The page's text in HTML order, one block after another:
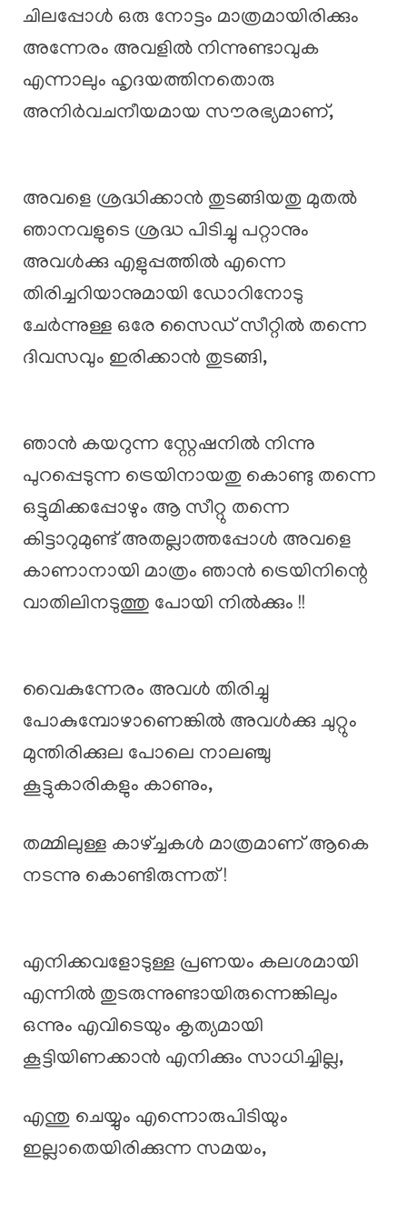
ചിലപ്പോൾ ഒരു നോട്ടം മാത്രമായിരിക്കും
അന്നേരം അവളിൽ നിന്നുണ്ടാവുക
എന്നാലും ഹൃദയത്തിനതൊരു
അനിർവചനീയമായ സൗരഭ്യമാണ്,
അവളെ ശ്രദ്ധിക്കാൻ തുടങ്ങിയതു മുതൽ
ഞാനവളുടെ ശ്രദ്ധ പിടിച്ചു പറ്റാനും
അവൾക്കു എളുപ്പത്തിൽ എന്നെ
തിരിച്ചറിയാനുമായി ഡോറിനോടു
ചേർന്നുള്ള ഒരേ സൈഡ് സീറ്റിൽ തന്നെ
ദിവസവും ഇരിക്കാൻ തുടങ്ങി,
ഞാൻ കയറുന്ന സ്റ്റേഷനിൽ നിന്നു
പുറപ്പെടുന്ന ട്രെയിനായതു കൊണ്ടു തന്നെ
ഒട്ടുമിക്കപ്പോഴും ആ സീറ്റു തന്നെ
കിട്ടാറുമുണ്ട് അതല്ലാത്തപ്പോൾ അവളെ
കാണാനായി മാത്രം ഞാൻ ട്രെയിനിന്റെ
വാതിലിനടുത്തു പോയി നിൽക്കും !!
വൈകുന്നേരം അവൾ തിരിച്ചു
പോകുമ്പോഴാണെങ്കിൽ അവൾക്കു ചുറ്റും
മുന്തിരിക്കുല പോലെ നാലഞ്ചു
കൂട്ടുകാരികളും കാണും,
തമ്മിലുള്ള കാഴ്ച്ചകൾ മാത്രമാണ് ആകെ
നടന്നു കൊണ്ടിരുന്നത് !
എനിക്കവളോടുള്ള പ്രണയം കലശമായി
എന്നിൽ തുടരുന്നുണ്ടായിരുന്നെങ്കിലും
ഒന്നും എവിടെയും കൃത്യമായി
കൂട്ടിയിണക്കാൻ എനിക്കും സാധിച്ചില്ല,
എന്തു ചെയ്യും എന്നൊരുപിടിയും
ഇല്ലാതെയിരിക്കുന്ന സമയം,